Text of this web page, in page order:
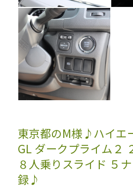
東京都のM様♪ハイエ
GL ダークプライム２
８人乗りスライド ５
録♪